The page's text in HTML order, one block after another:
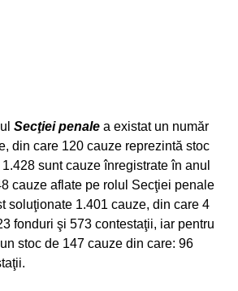
Secţiei penalea existat un număr
din care 120 cauze reprezintă stoc
sunt cauze înregistrate în anul
cauze aflate pe rolul Secţiei penale
soluţionate 1.401 cauze, din care 4
fonduri şi 573 contestaţii, iar pentru
stoc de 147 cauze din care: 96